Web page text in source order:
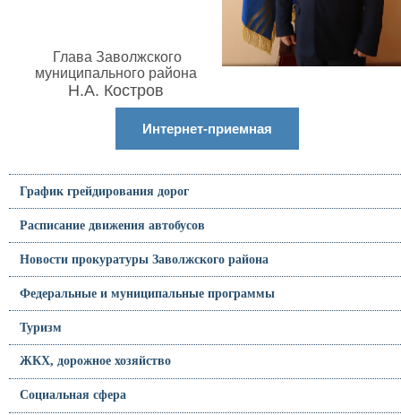
Глава Заволжского
муниципального района
Н.А. Костров
Интернет-приемная
График грейдирования дорог
Расписание движения автобусов
Новости прокуратуры Заволжского района
Федеральные и муниципальные программы
Туризм
ЖКХ, дорожное хозяйство
Социальная сфера